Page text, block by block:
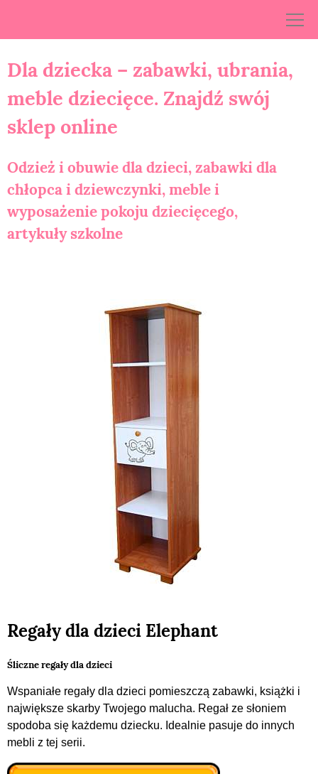
Dla dziecka – zabawki, ubrania,
meble dziecięce. Znajdź swój
sklep online
Odzież i obuwie dla dzieci, zabawki dla
chłopca i dziewczynki, meble i
wyposażenie pokoju dziecięcego,
artykuły szkolne
Regały dla dzieci Elephant
Śliczne regały dla dzieci
Wspaniałe regały dla dzieci pomieszczą zabawki, książki i
największe skarby Twojego malucha. Regał ze słoniem
spodoba się każdemu dziecku. Idealnie pasuje do innych
mebli z tej serii.